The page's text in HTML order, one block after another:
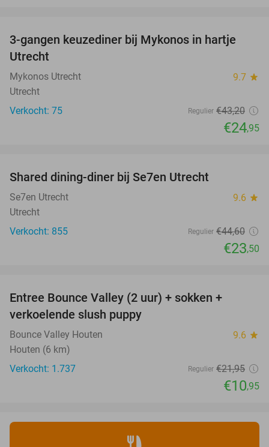
42%
3-gangen keuzediner bij Mykonos in hartje
Utrecht
Mykonos Utrecht 9.7 star
Utrecht
Verkocht: 75
Regulier €43,20
€24,95
Shared dining-diner bij Se7en Utrecht
Se7en Utrecht 9.6 star
Utrecht
Verkocht: 855
Regulier €44,60
€23,50
Entree Bounce Valley (2 uur) + sokken +
verkoelende slush puppy
Bounce Valley Houten 9.6 star
Houten (6 km)
Verkocht: 1.737
Regulier €21,95
€10,95